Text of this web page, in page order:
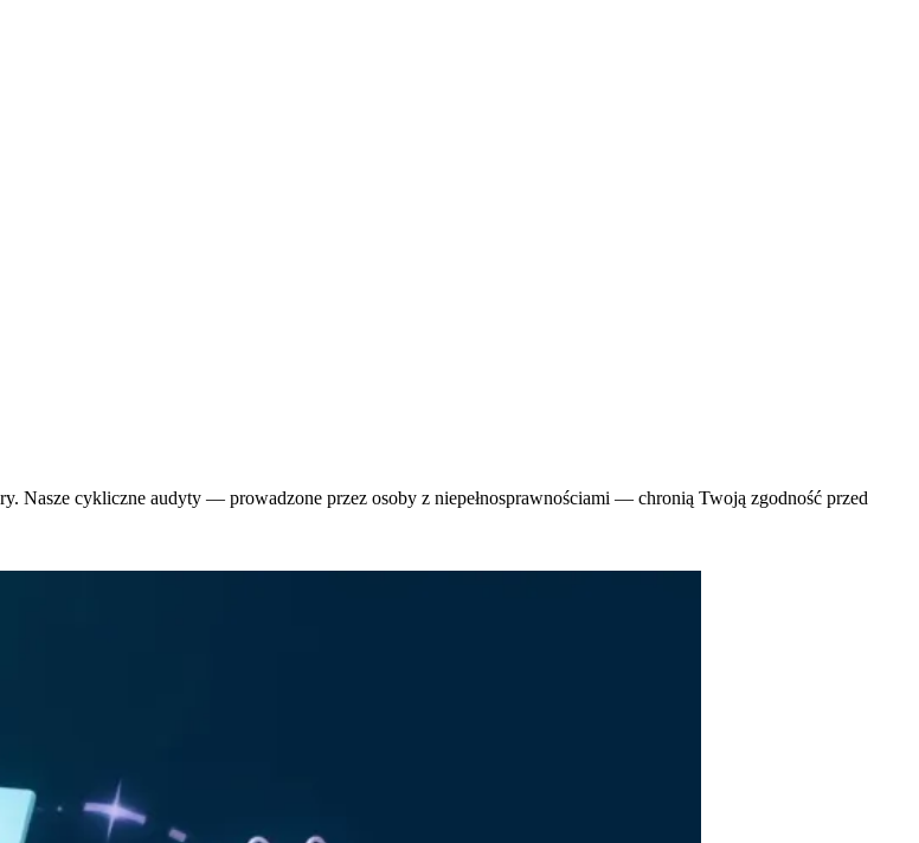
Nasze cykliczne audyty — prowadzone przez osoby z niepełnosprawnościami — chronią Twoją zgodność przed